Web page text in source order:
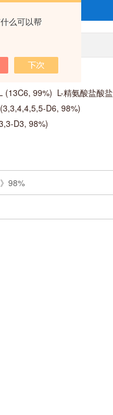
么可以帮
(13C6, 99%) L-精氨酸盐酸盐
D6, 98%)
D3, 98%)
98%